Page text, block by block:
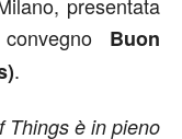
Buon
.
Things è in pieno